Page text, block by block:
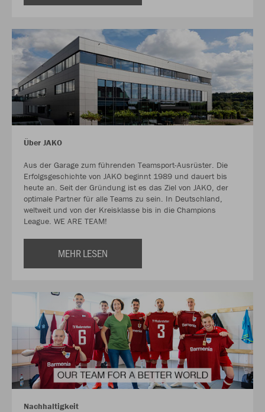
Über JAKO
Aus der Garage zum führenden Teamsport-Ausrüster. Die
Erfolgsgeschichte von JAKO beginnt 1989 und dauert bis
heute an. Seit der Gründung ist es das Ziel von JAKO, der
optimale Partner für alle Teams zu sein. In Deutschland,
weltweit und von der Kreisklasse bis in die Champions
League. WE ARE TEAM!
MEHR LESEN
Nachhaltigkeit